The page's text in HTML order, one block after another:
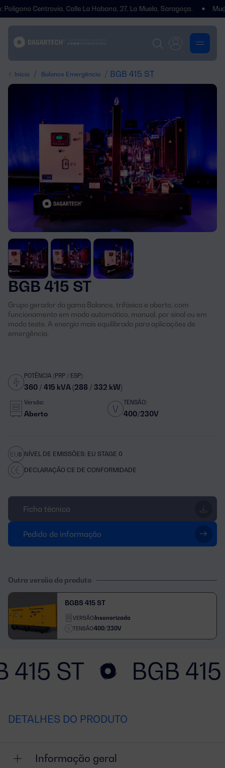
Centrovía, Calle La Habana, 27, La Muela, Saragoça. Mudámos
Início / Balance Emergência / BGB 415 ST
BGB 415 ST
Grupo gerador da gama Balance, trifásico e aberto, com
funcionamento em modo automático, manual, por sinal ou em
modo teste. A energia mais equilibrada para aplicações de
emergência.
POTÊNCIA (PRP / ESP):
360 / 415 kVA (288 / 332 kW)
Versão:
Aberto
TENSÃO:
400/230V
NÍVEL DE EMISSÕES: EU STAGE 0
DECLARAÇÃO CE DE CONFORMIDADE
Ficha técnica
Pedido de informação
Outra versão do produto
BGBS 415 ST
VERSÃO:Insonorizado
TENSÃO:400/230V
415 ST BGB
DETALHES DO PRODUTO
Informação geral